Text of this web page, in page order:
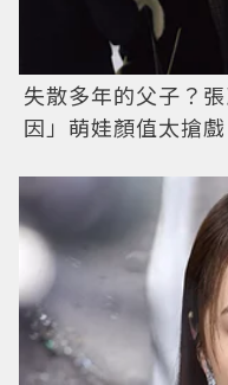
失散多年的父子？
因」萌娃顏值太搶